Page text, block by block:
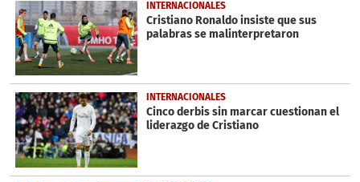
seconds
INTERNACIONALES
Cristiano Ronaldo insiste que sus
palabras se malinterpretaron
INTERNACIONALES
Cinco derbis sin marcar cuestionan el
liderazgo de Cristiano